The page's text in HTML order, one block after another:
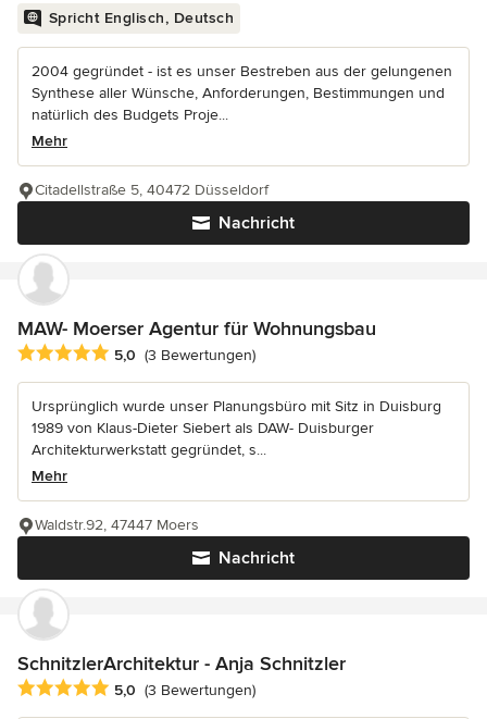
Spricht Englisch, Deutsch
2004 gegründet - ist es unser Bestreben aus der gelungenen
Synthese aller Wünsche, Anforderungen, Bestimmungen und
natürlich des Budgets Proje...
Mehr
Nachricht
Citadellstraße 5, 40472 Düsseldorf
MAW- Moerser Agentur für Wohnungsbau
Durchschnittliche Bewertung: 5 von 5 Sternen
5,0 (3 Bewertungen)
Ursprünglich wurde unser Planungsbüro mit Sitz in Duisburg
1989 von Klaus-Dieter Siebert als DAW- Duisburger
Architekturwerkstatt gegründet, s...
Mehr
Nachricht
Waldstr.92, 47447 Moers
SchnitzlerArchitektur - Anja Schnitzler
Durchschnittliche Bewertung: 5 von 5 Sternen
5,0 (3 Bewertungen)